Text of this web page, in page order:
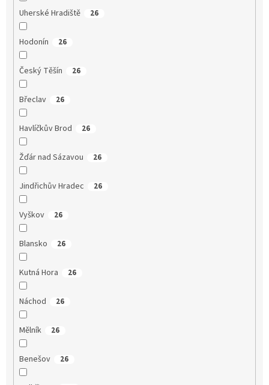
Uherské Hradiště 26
Hodonín 26
Český Těšín 26
Břeclav 26
Havlíčkův Brod 26
Žďár nad Sázavou 26
Jindřichův Hradec 26
Vyškov 26
Blansko 26
Kutná Hora 26
Náchod 26
Mělník 26
Benešov 26